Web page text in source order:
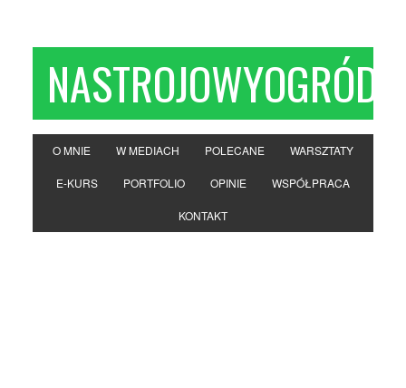
NASTROJOWYOGRÓD
O MNIE W MEDIACH POLECANE WARSZTATY
E-KURS PORTFOLIO OPINIE WSPÓŁPRACA
KONTAKT